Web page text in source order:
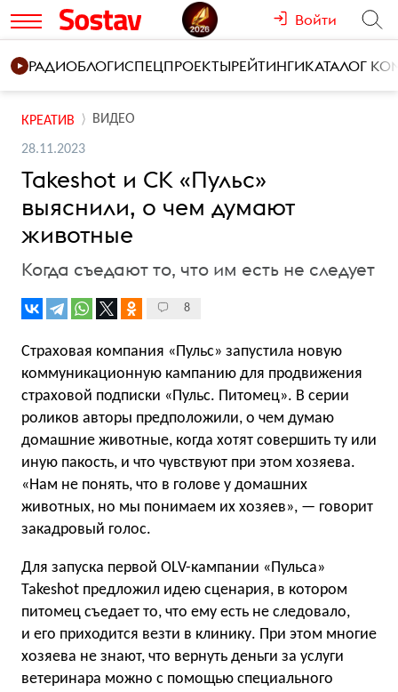
Войти
РАДИОБЛОГИСПЕЦПРОЕКТЫРЕЙТИНГИКАТАЛОГ
КРЕАТИВ ВИДЕО
28.11.2023
Takeshot и СК «Пульс»
выяснили, о чем думают
животные
Когда съедают то, что им есть не следует
8
Страховая компания «Пульс» запустила новую
коммуникационную кампанию для продвижения
страховой подписки «Пульс. Питомец». В серии
роликов авторы предположили, о чем думаю
домашние животные, когда хотят совершить ту или
иную пакость, и что чувствуют при этом хозяева.
«Нам не понять, что в голове у домашних
животных, но мы понимаем их хозяев», — говорит
закадровый голос.
Для запуска первой OLV-кампании «Пульса»
Takeshot предложил идею сценария, в котором
питомец съедает то, что ему есть не следовало,
и его приходится везти в клинику. При этом многие
хозяева не знают, что вернуть деньги за услуги
ветеринара можно с помощью специального